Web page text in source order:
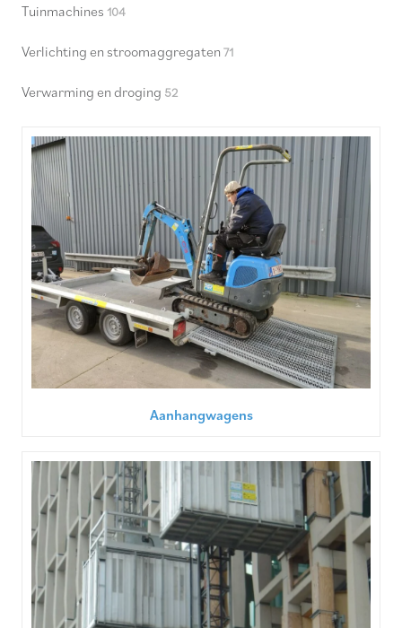
Tuinmachines 104
Verlichting en stroomaggregaten 71
Verwarming en droging 52
Aanhangwagens